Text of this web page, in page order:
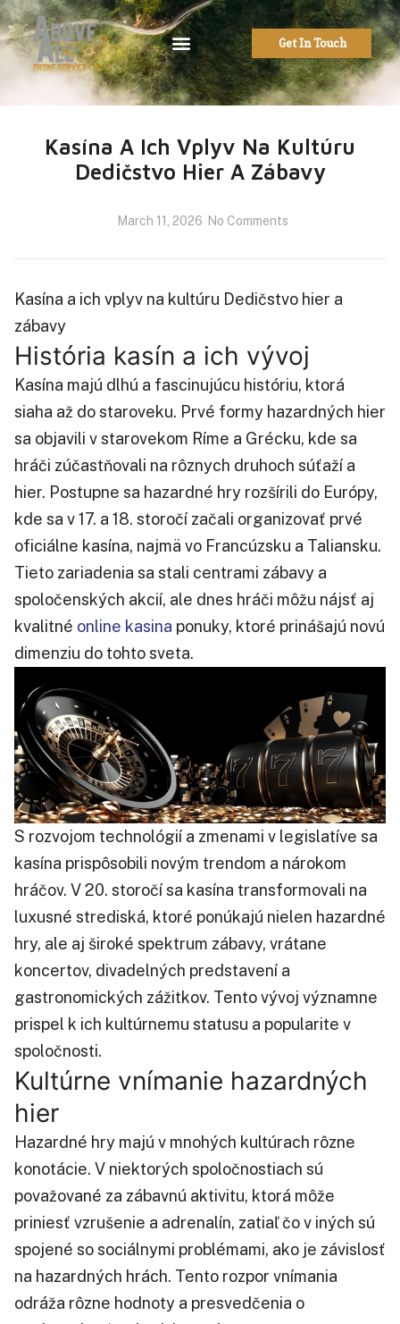
Get In Touch
Kasína A Ich Vplyv Na Kultúru
Dedičstvo Hier A Zábavy
March 11, 2026 No Comments
Kasína a ich vplyv na kultúru Dedičstvo hier a
zábavy
História kasín a ich vývoj
Kasína majú dlhú a fascinujúcu históriu, ktorá
siaha až do staroveku. Prvé formy hazardných hier
sa objavili v starovekom Ríme a Grécku, kde sa
hráči zúčastňovali na rôznych druhoch súťaží a
hier. Postupne sa hazardné hry rozšírili do Európy,
kde sa v 17. a 18. storočí začali organizovať prvé
oficiálne kasína, najmä vo Francúzsku a Taliansku.
Tieto zariadenia sa stali centrami zábavy a
spoločenských akcií, ale dnes hráči môžu nájsť aj
kvalitné online kasina ponuky, ktoré prinášajú novú
dimenziu do tohto sveta.
S rozvojom technológií a zmenami v legislatíve sa
kasína prispôsobili novým trendom a nárokom
hráčov. V 20. storočí sa kasína transformovali na
luxusné strediská, ktoré ponúkajú nielen hazardné
hry, ale aj široké spektrum zábavy, vrátane
koncertov, divadelných predstavení a
gastronomických zážitkov. Tento vývoj významne
prispel k ich kultúrnemu statusu a popularite v
spoločnosti.
Kultúrne vnímanie hazardných
hier
Hazardné hry majú v mnohých kultúrach rôzne
konotácie. V niektorých spoločnostiach sú
považované za zábavnú aktivitu, ktorá môže
priniesť vzrušenie a adrenalín, zatiaľ čo v iných sú
spojené so sociálnymi problémami, ako je závislosť
na hazardných hrách. Tento rozpor vnímania
odráža rôzne hodnoty a presvedčenia o